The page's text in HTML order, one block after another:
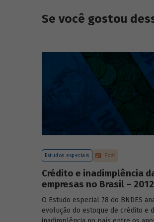
Se você gostou
Estudos especiais Post
Crédito e inadimplência
empresas no Brasil –
O Estudo especial 78 do BNDES
evolução do estoque de crédito e